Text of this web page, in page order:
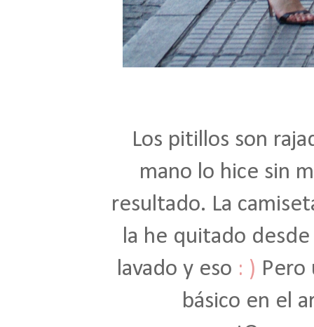
Los pitillos son
mano lo hice sin
resultado. La
la he quitado
lavado y eso : ) Pero
básico en el